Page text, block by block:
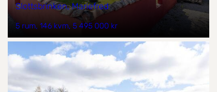
Slottsbrinken, Mariefred
5 rum 146 kvm 5 495 000 kr